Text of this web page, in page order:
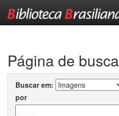
Página de busca
Buscar em:
por